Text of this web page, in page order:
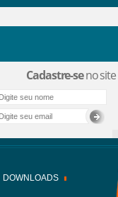
Cadastre-seno site
DOWNLOADS